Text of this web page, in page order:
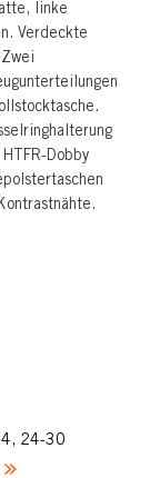
linke
Verdeckte
Dobby
24-30